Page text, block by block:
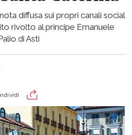
diffusa sui propri canali social
rivolto al principe Emanuele
di Asti